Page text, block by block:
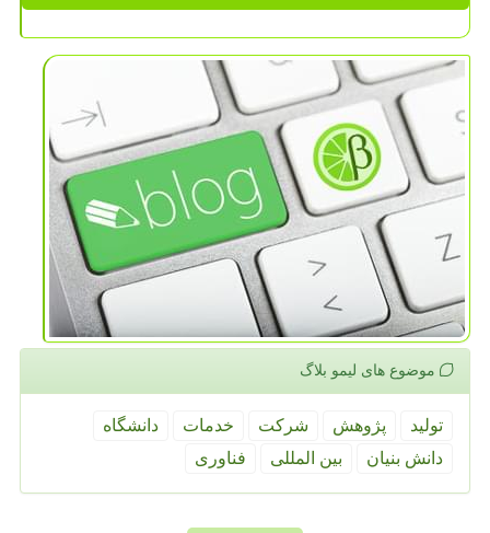
موضوع های لیمو بلاگ
تولید پژوهش شركت خدمات
دانشگاه
دانش بنیان
بین المللی فناوری